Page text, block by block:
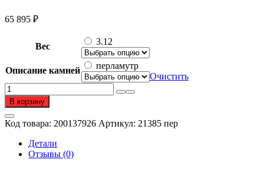
65 895 ₽
Вес 3.12
Описание камней
перламутр
Очистить
Количество
товара
Серьги
подвесные
из
золота
пробы
В корзину
Код товара: 200137926 Артикул: 21385 пер
Детали
Отзывы (0)